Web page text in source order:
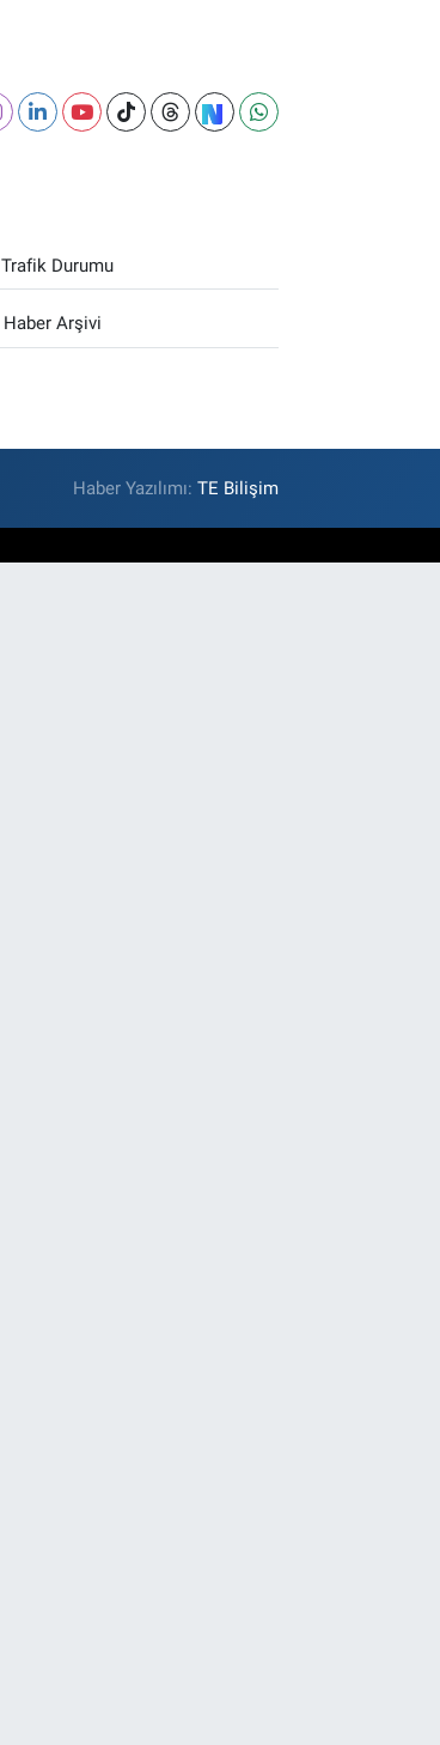
Trafik Durumu
Haber Arşivi
Haber Yazılımı:TE Bilişim